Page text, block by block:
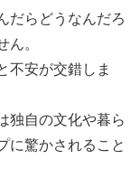
だらどうなんだろ
ん。
不安が交錯しま
独自の文化や暮ら
に驚かされること